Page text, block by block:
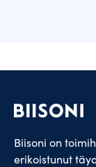
Biisoni on
erikoistunut